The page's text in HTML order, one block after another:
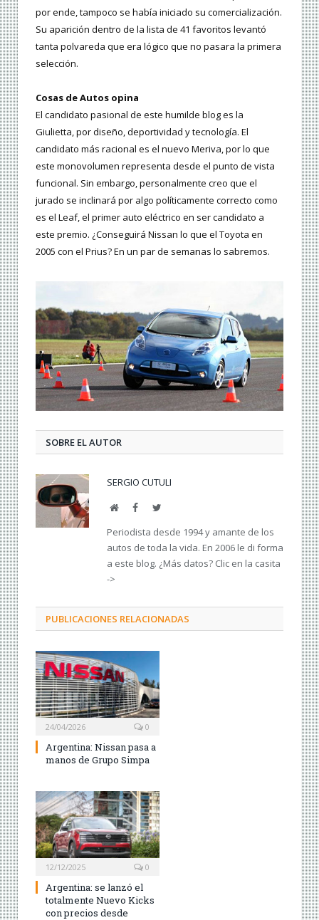
por ende, tampoco se había iniciado su comercialización.
Su aparición dentro de la lista de 41 favoritos levantó
tanta polvareda que era lógico que no pasara la primera
selección.
Cosas de Autos opina
El candidato pasional de este humilde blog es la
Giulietta, por diseño, deportividad y tecnología. El
candidato más racional es el nuevo Meriva, por lo que
este monovolumen representa desde el punto de vista
funcional. Sin embargo, personalmente creo que el
jurado se inclinará por algo políticamente correcto como
es el Leaf, el primer auto eléctrico en ser candidato a
este premio. ¿Conseguirá Nissan lo que el Toyota en
2005 con el Prius? En un par de semanas lo sabremos.
SOBRE EL AUTOR
SERGIO CUTULI
WebFacebookTwitter
Periodista desde 1994 y amante de los
autos de toda la vida. En 2006 le di forma
a este blog. ¿Más datos? Clic en la casita
->
PUBLICACIONES RELACIONADAS
24/04/2026 0
Argentina: Nissan pasa a
manos de Grupo Simpa
12/12/2025 0
Argentina: se lanzó el
totalmente Nuevo Kicks
con precios desde